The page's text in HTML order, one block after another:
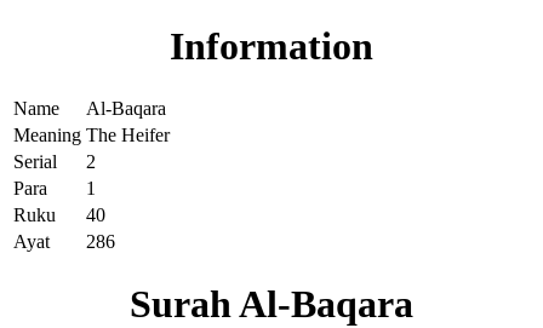
Information
Name
Al-Baqara
Meaning The Heifer
Serial
2
Para
1
Ruku
40
Ayat
286
Surah Al-Baqara